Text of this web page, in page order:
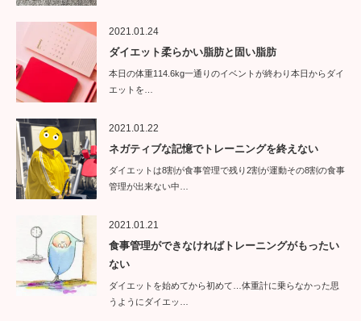
2021.01.24
ダイエット柔らかい脂肪と固い脂肪
本日の体重114.6kg一通りのイベントが終わり本日からダイ
エットを…
2021.01.22
ネガティブな記憶でトレーニングを終えない
ダイエットは8割が食事管理で残り2割が運動その8割の食事
管理が出来ない中…
2021.01.21
食事管理ができなければトレーニングがもったい
ない
ダイエットを始めてから初めて…体重計に乗らなかった思
うようにダイエッ…